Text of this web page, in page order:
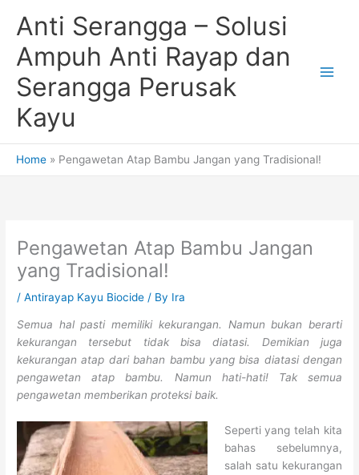
Anti Serangga – Solusi
Ampuh Anti Rayap dan
Serangga Perusak
Kayu
Home Pengawetan Atap Bambu Jangan yang Tradisional!
Pengawetan Atap Bambu Jangan
yang Tradisional!
/Antirayap Kayu Biocide / By Ira
Semua hal pasti memiliki kekurangan. Namun bukan berarti
kekurangan tersebut tidak bisa diatasi. Demikian juga
kekurangan atap dari bahan bambu yang bisa diatasi dengan
pengawetan atap bambu. Namun hati-hati! Tak semua
pengawetan memberikan proteksi baik.
Seperti yang telah kita
bahas sebelumnya,
salah satu kekurangan